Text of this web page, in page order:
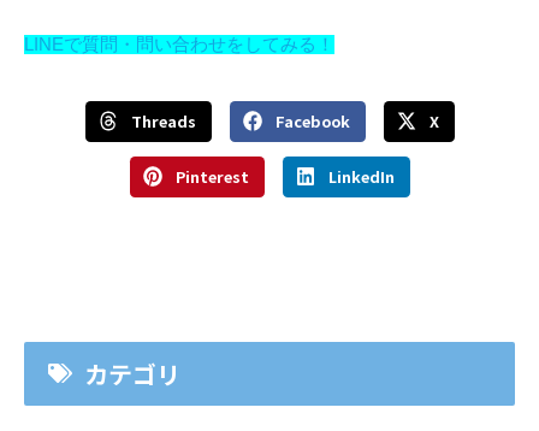
LINEで質問・問い合わせをしてみる！
Threads Facebook X
Pinterest LinkedIn
カテゴリ